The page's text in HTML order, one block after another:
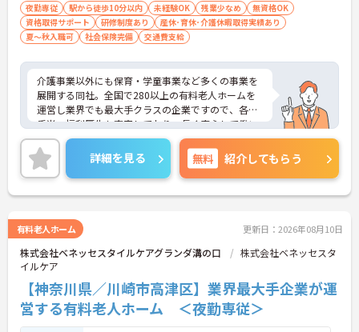
夜勤専従 駅から徒歩10分以内 未経験OK 残業少なめ
無資格OK
資格取得サポート
研修制度あり
産休･育休･介護休暇取得実績あり
夏～秋入職可
社会保険完備 交通費支給
介護事業以外にも保育・学童事業など多くの事業を
展開する同社。全国で280以上の有料老人ホームを
運営し業界でも最大手クラスの企業ですので、各種
手当、福利厚生も充実しており、長く安心して働い
ていただける環境です。ご興味ある方には、面接対
策ポイントなど、さらに詳細をお話しいたしますの
でお気軽にご相談ください。
詳細を見る 無料 紹介してもらう
有料老人ホーム 更新日：2026年08月10日
株式会社ベネッセスタイルケアグランダ溝の口
株式会社ベネッセスタ
イルケア
【神奈川県／川崎市高津区】業界最大手企業が運
営する有料老人ホーム ＜夜勤専従＞